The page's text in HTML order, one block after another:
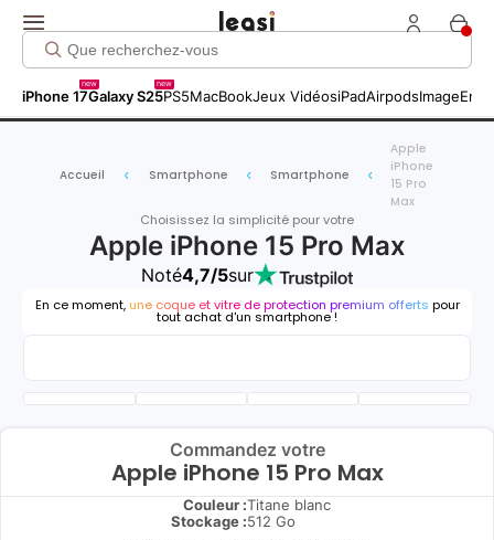
iPhone 17
new
Galaxy S25
new
PS5MacBookJeux VidéosiPadAirpodsImage
Accueil Smartphone Smartphone
Apple
iPhone
15 Pro
Max
Choisissez la simplicité pour votre
Apple iPhone 15 Pro Max
Noté4,7/5sur
En ce moment, une coque et vitre de protection premium offerts pour
tout achat d'un smartphone !
Commandez votre
Apple iPhone 15 Pro Max
Couleur :Titane blanc
Stockage :512 Go